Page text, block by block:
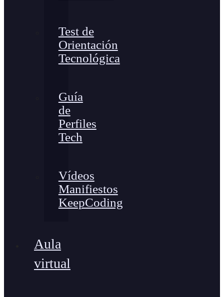
Test de
Orientación
Tecnológica
Guía
de
Perfiles
Tech
Vídeos
Manifiestos
KeepCoding
Aula
virtual